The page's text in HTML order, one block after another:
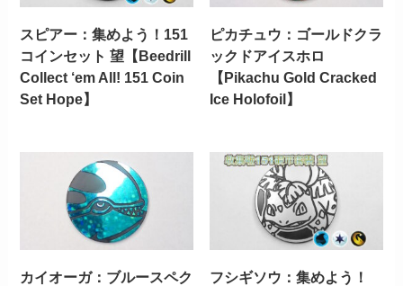
スピアー：集めよう！151
コインセット 望【Beedrill
Collect ‘em All! 151 Coin
Set Hope】
ピカチュウ：ゴールドクラ
ックドアイスホロ
【Pikachu Gold Cracked
Ice Holofoil】
カイオーガ：ブルースペク
フシギソウ：集めよう！